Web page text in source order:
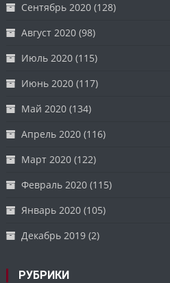
Сентябрь 2020 (128)
Август 2020 (98)
Июль 2020 (115)
Июнь 2020 (117)
Май 2020 (134)
Апрель 2020 (116)
Март 2020 (122)
Февраль 2020 (115)
Январь 2020 (105)
Декабрь 2019 (2)
РУБРИКИ